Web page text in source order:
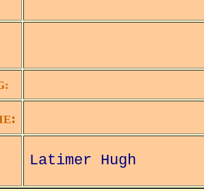
:
Latimer Hugh